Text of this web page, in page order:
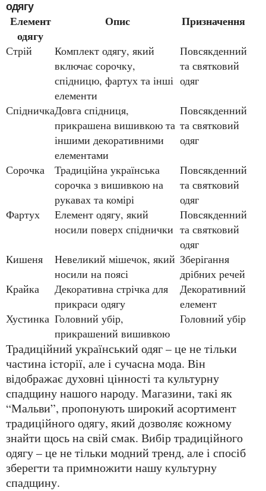
одягу
Елемент
одягу
Опис Призначення
Стрій
Комплект одягу, який
включає сорочку,
спідницю, фартух та інші
елементи
Повсякденний
та святковий
одяг
СпідничкаДовга спідниця,
прикрашена вишивкою та
іншими декоративними
елементами
Повсякденний
та святковий
одяг
Сорочка
Традиційна українська
сорочка з вишивкою на
рукавах та комірі
Повсякденний
та святковий
одяг
Фартух
Елемент одягу, який
носили поверх спіднички
Повсякденний
та святковий
одяг
Кишеня
Невеликий мішечок, який
носили на поясі
Зберігання
дрібних речей
Крайка
Декоративна стрічка для
прикраси одягу
Декоративний
елемент
Хустинка Головний убір,
прикрашений вишивкою
Головний убір
Традиційний український одяг – це не тільки
частина історії, але і сучасна мода. Він
відображає духовні цінності та культурну
спадщину нашого народу. Магазини, такі як
“Мальви”, пропонують широкий асортимент
традиційного одягу, який дозволяє кожному
знайти щось на свій смак. Вибір традиційного
одягу – це не тільки модний тренд, але і спосіб
зберегти та примножити нашу культурну
спадщину.